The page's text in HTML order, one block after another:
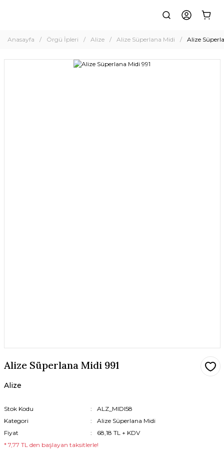
Anasayfa Örgü İpleri Alize Alize Süperlana Midi Alize
Alize Süperlana Midi 991
Alize
Stok Kodu
ALZ_MIDI58
Kategori
Alize Süperlana Midi
Fiyat
68,18 TL + KDV
* 7,77 TL den başlayan taksitlerle!